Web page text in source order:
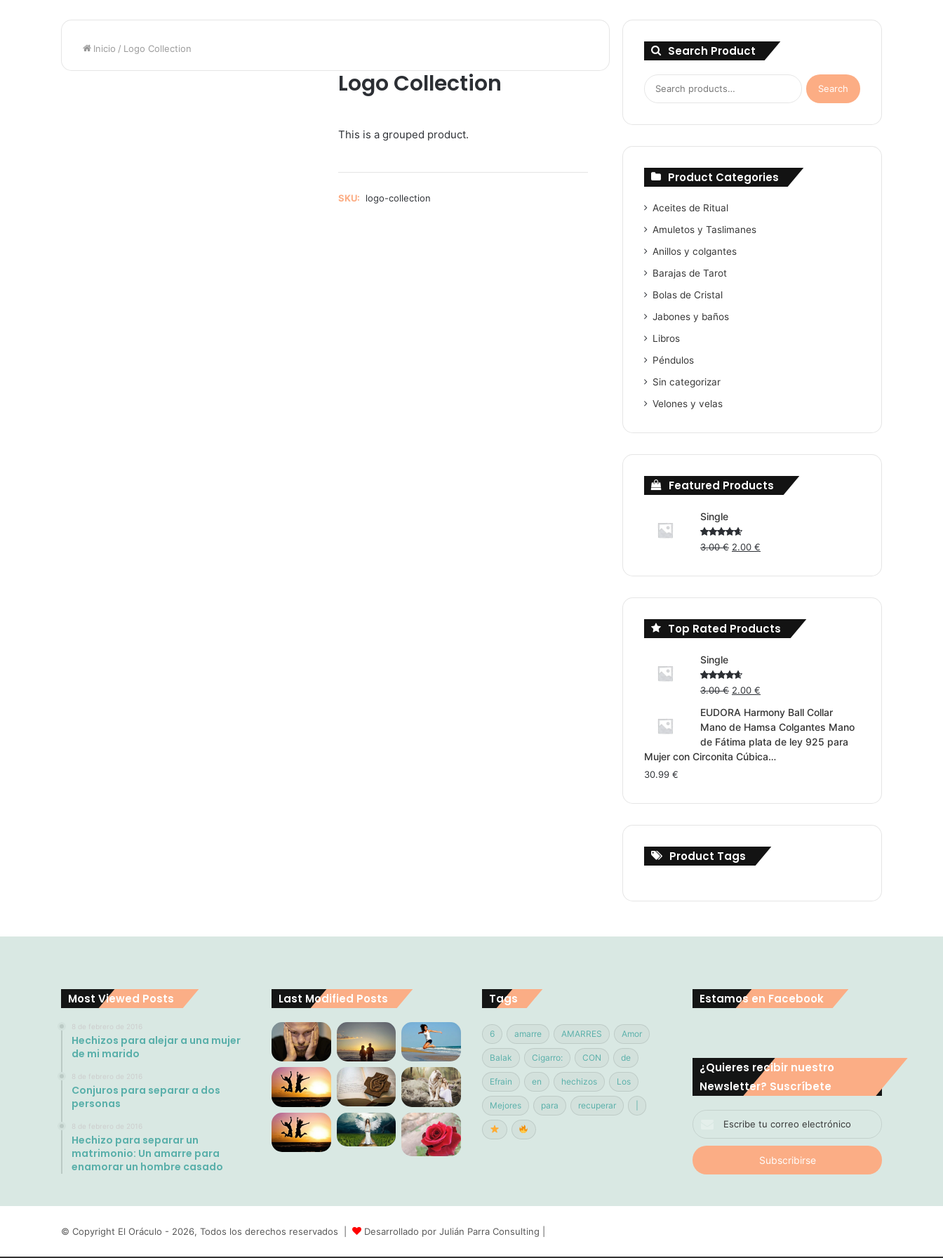
Inicio / Logo Collection
Logo Collection
This is a grouped product.
SKU: logo-collection
Search Product
Search
for:
Search
Product Categories
Aceites de Ritual
Amuletos y Taslimanes
Anillos y colgantes
Barajas de Tarot
Bolas de Cristal
Jabones y baños
Libros
Péndulos
Sin categorizar
Velones y velas
Featured Products
Single
Rated
out
3.00€ Original
was:
2.00€
is:
Top Rated Products
Single
Rated
out
of 5
3.00€ Original
was:
3.00 €.
2.00€
is:
2.00 €.
EUDORA Harmony Ball Collar
Mano de Hamsa Colgantes Mano
de Fátima plata de ley 925 para
Mujer con Circonita Cúbica…
30.99€
Product Tags
Most Viewed Posts
8 de febrero de 2016
Hechizos para alejar a una mujer
de mi marido
8 de febrero de 2016
Conjuros para separar a dos
personas
8 de febrero de 2016
Hechizo para separar un
matrimonio: Un amarre para
enamorar un hombre casado
Last Modified Posts Tags
6 amarre AMARRES Amor
Balak Cigarro: CON de
Efrain en hechizos Los
Mejores para recuperar
Estamos en Facebook
¿Quieres recibir nuestro
Newsletter? Suscríbete
correo
electrónico
© Copyright El Oráculo - 2026, Todos los derechos reservados | Desarrollado por Julián Parra Consulting